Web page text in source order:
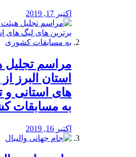
اکتبر 17, 2019
مراسم تجلیل
استان البرز
های استانی و
به مسابقات
اکتبر 16, 2019